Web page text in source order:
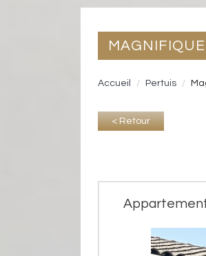
Accueil Pertuis
< Retour
Appartement